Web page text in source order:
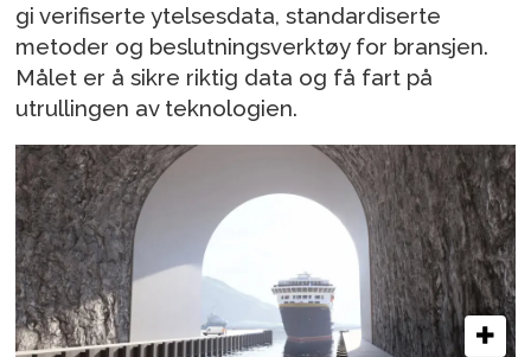
gi verifiserte ytelsesdata, standardiserte
metoder og beslutningsverktøy for bransjen.
Målet er å sikre riktig data og få fart på
utrullingen av teknologien.